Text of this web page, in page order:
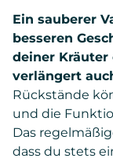
Ein sauberer
besseren
deiner Kräuter
verlängert
Rückstände
und die
Das
dass du stets